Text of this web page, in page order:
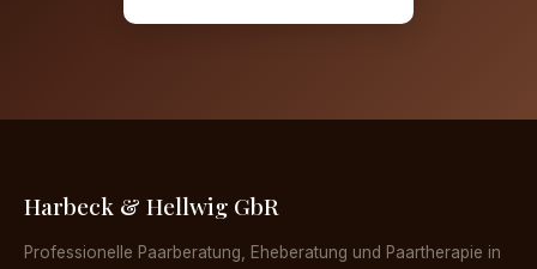
Harbeck & Hellwig GbR
Professionelle Paarberatung, Eheberatung und Paartherapie in